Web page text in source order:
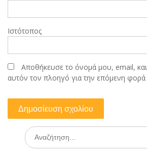
Ιστότοπος
Αποθήκευσε το όνομά μου, email,
αυτόν τον πλοηγό για την επόμενη
Search
for: